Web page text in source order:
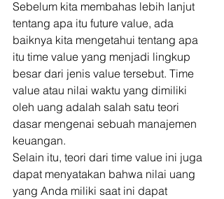
Sebelum kita membahas lebih lanjut
tentang apa itu future value, ada
baiknya kita mengetahui tentang apa
itu time value yang menjadi lingkup
besar dari jenis value tersebut. Time
value atau nilai waktu yang dimiliki
oleh uang adalah salah satu teori
dasar mengenai sebuah manajemen
keuangan.
Selain itu, teori dari time value ini juga
dapat menyatakan bahwa nilai uang
yang Anda miliki saat ini dapat